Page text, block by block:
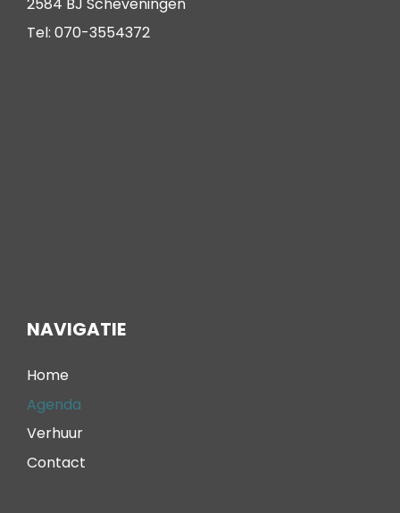
2584 BJ Scheveningen
Tel: 070-3554372
NAVIGATIE
Home
Agenda
Verhuur
Contact